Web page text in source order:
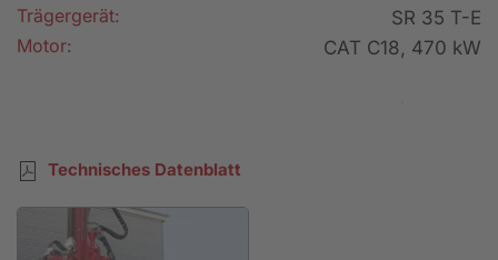
Trägergerät:
SR 35 T-E
Motor:
CAT C18, 470 kW
Technisches Datenblatt